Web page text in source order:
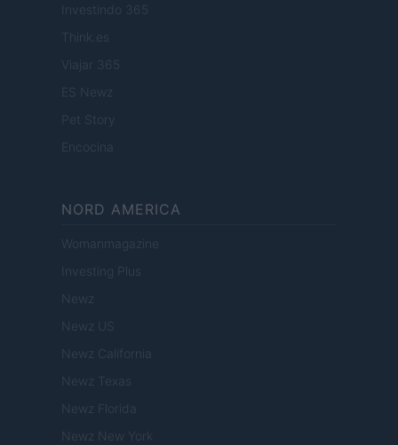
Investindo 365
Think.es
Viajar 365
ES Newz
Pet Story
Encocina
NORD AMERICA
Womanmagazine
Investing Plus
Newz
Newz US
Newz California
Newz Texas
Newz Florida
Newz New York